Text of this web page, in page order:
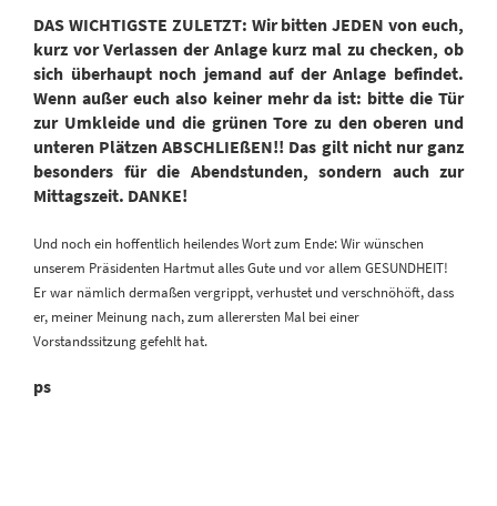
DAS WICHTIGSTE ZULETZT: Wir bitten JEDEN von euch,
kurz vor Verlassen der Anlage kurz mal zu checken, ob
sich überhaupt noch jemand auf der Anlage befindet.
Wenn außer euch also keiner mehr da ist: bitte die Tür
zur Umkleide und die grünen Tore zu den oberen und
unteren Plätzen ABSCHLIEßEN!! Das gilt nicht nur ganz
besonders für die Abendstunden, sondern auch zur
Mittagszeit. DANKE!
Und noch ein hoffentlich heilendes Wort zum Ende: Wir wünschen
unserem Präsidenten Hartmut alles Gute und vor allem GESUNDHEIT!
Er war nämlich dermaßen vergrippt, verhustet und verschnöhöft, dass
er, meiner Meinung nach, zum allerersten Mal bei einer
Vorstandssitzung gefehlt hat.
ps